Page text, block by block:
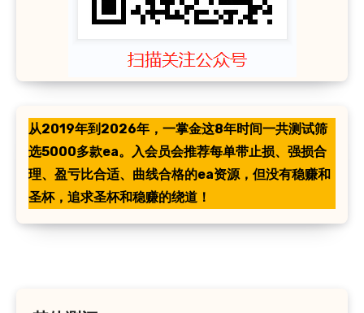
从2019年到2026年，一掌金这8年时间一共测试筛
选5000多款ea。入会员会推荐每单带止损、强损合
理、盈亏比合适、曲线合格的ea资源，但没有稳赚和
圣杯，追求圣杯和稳赚的绕道！